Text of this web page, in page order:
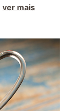
ver mais